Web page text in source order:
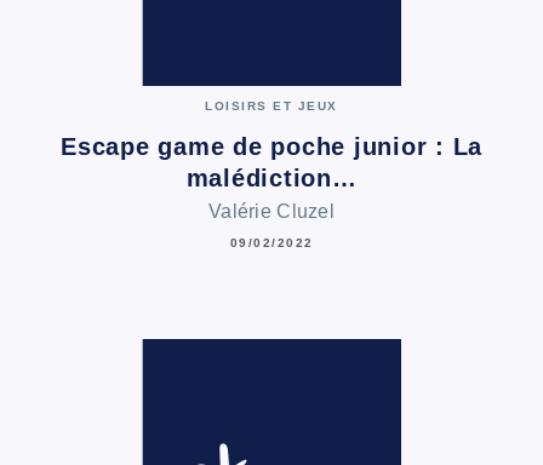
LOISIRS ET JEUX
Escape game de poche junior : La
malédiction…
Valérie Cluzel
09/02/2022